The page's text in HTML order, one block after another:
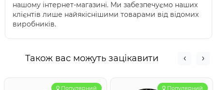
нашому інтернет-магазині. Ми забезпечуємо наших
клієнтів лише найякіснішими товарами від відомих
виробників.
Також вас можуть зацікавити
Популярний Популярний